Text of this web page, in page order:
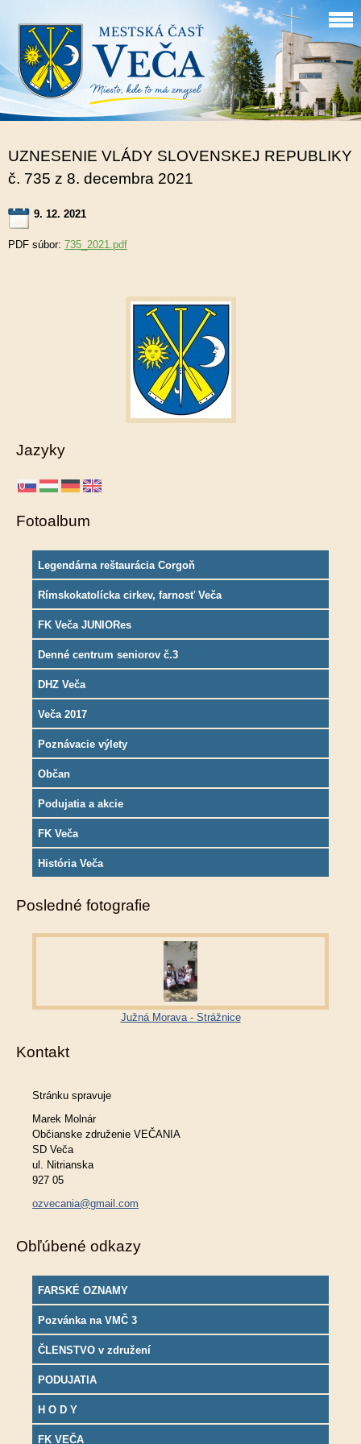
UZNESENIE VLÁDY SLOVENSKEJ REPUBLIKY
č. 735 z 8. decembra 2021
9. 12. 2021
PDF súbor: 735_2021.pdf
Jazyky
Fotoalbum
Legendárna reštaurácia Corgoň
Rímskokatolícka cirkev, farnosť Veča
FK Veča JUNIORes
Denné centrum seniorov č.3
DHZ Veča
Veča 2017
Poznávacie výlety
Občan
Podujatia a akcie
FK Veča
História Veča
Posledné fotografie
Južná Morava - Strážnice
Kontakt
Stránku spravuje
Marek Molnár
Občianske združenie VEČANIA
SD Veča
ul. Nitrianska
927 05
ozvecania@gmail.com
Obľúbené odkazy
FARSKÉ OZNAMY
Pozvánka na VMČ 3
ČLENSTVO v združení
PODUJATIA
H O D Y
FK VEČA